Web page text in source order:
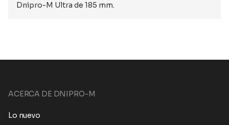
Dnipro-M Ultra de 185 mm.
ACERCA DE DNIPRO-M
Lo nuevo